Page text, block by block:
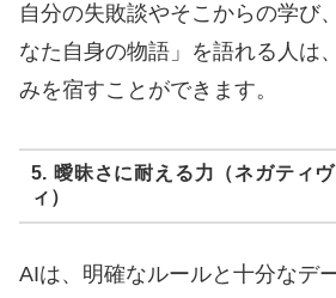
自分の失敗談やそこからの学び
なた自身の物語」を語れる人は
みを宿すことができます。
5. 曖昧さに耐える力（ネガティ
ィ）
AIは、明確なルールと十分なデ